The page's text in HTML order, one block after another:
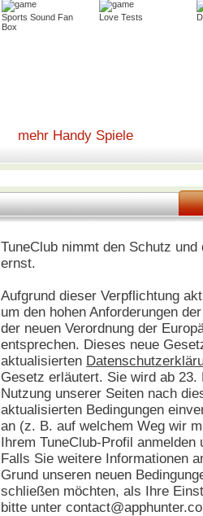
Sports Sound Fan
Box
Love Tests
mehr Handy Spiele
TuneClub nimmt den Schutz
ernst.
Aufgrund dieser Verpflichtung
um den hohen Anforderungen
der neuen Verordnung der
entsprechen. Dieses neue
aktualisierten
Gesetz erläutert. Sie wird ab
Nutzung unserer Seiten nach
aktualisierten Bedingungen
an (z. B. auf welchem Weg wir
Ihrem TuneClub-Profil
Falls Sie weitere Informationen
Grund unseren neuen
schließen möchten, als Ihre
bitte unter